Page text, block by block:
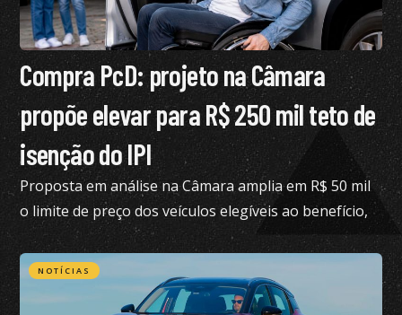
Compra PcD: projeto na Câmara
propõe elevar para R$ 250 mil teto de
isenção do IPI
Proposta em análise na Câmara amplia em R$ 50 mil
o limite de preço dos veículos elegíveis ao benefício,
hoje fixado em R$ 200 mil
NOTÍCIAS